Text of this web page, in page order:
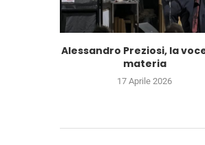
Alessandro Preziosi, la
materia
17 Aprile 2026